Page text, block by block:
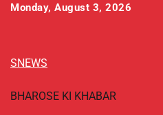
SkipMonday, August 3, 2026
SNEWS
BHAROSE KI KHABAR